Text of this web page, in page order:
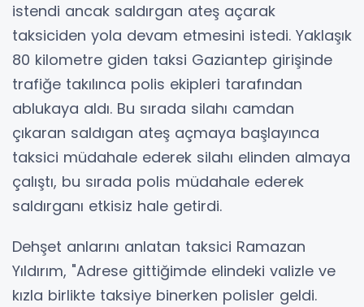
istendi ancak saldırgan ateş açarak
taksiciden yola devam etmesini istedi. Yaklaşık
80 kilometre giden taksi Gaziantep girişinde
trafiğe takılınca polis ekipleri tarafından
ablukaya aldı. Bu sırada silahı camdan
çıkaran saldıgan ateş açmaya başlayınca
taksici müdahale ederek silahı elinden almaya
çalıştı, bu sırada polis müdahale ederek
saldırganı etkisiz hale getirdi.
Dehşet anlarını anlatan taksici Ramazan
Yıldırım, "Adrese gittiğimde elindeki valizle ve
kızla birlikte taksiye binerken polisler geldi.